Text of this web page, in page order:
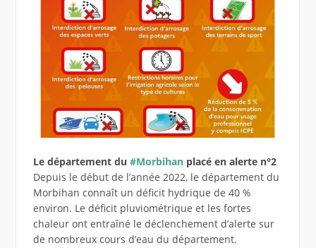
Le département du #Morbihanplacé en alerte n°2
Depuis le début de l’année 2022, le département du
Morbihan connaît un déficit hydrique de 40 %
environ. Le déficit pluviométrique et les fortes
chaleur ont entraîné le déclenchement d’alerte sur
de nombreux cours d’eau du département.